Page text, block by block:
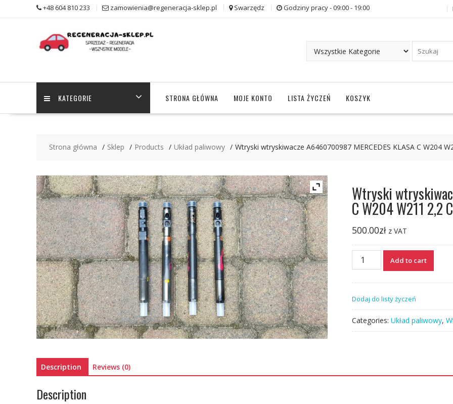
+48 604 810 233 zamowienia@regeneracja-sklep.pl Swarzędz Godziny pracy - 09:00 - 19:00
KATEGORIE STRONA GŁÓWNA MOJE KONTO LISTA ŻYCZEŃ KOSZYK
Strona główna Sklep Products Układ paliwowy Wtryski wtryskiwacze A6460700987 MERCEDES KLASA C W204
Wtryski
C W204 W211 2,2
500.00zł z VAT
Wtryski
wtryskiwacze
KLASA
C
W204
W211
Add to cart
Dodaj do listy życzeń
Categories: Układ paliwowy,
Description Reviews (0)
Description